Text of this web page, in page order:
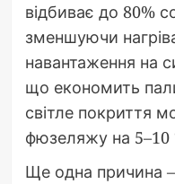
відбиває до 80%
зменшуючи
навантаження на
що економить
світле покриття
фюзеляжу на 5–10
Ще одна причина